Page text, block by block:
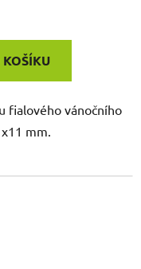
fialového vánočního
mm.